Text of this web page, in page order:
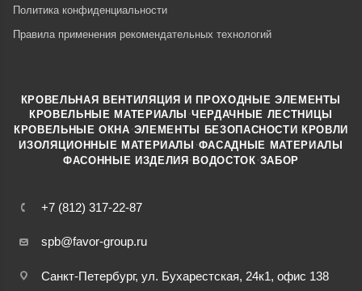
Политика конфиденциальности
Правила применения рекомендательных технологий
+7 (812) 317-22-87
spb@favor-group.ru
Санкт-Петербург, ул. Бухарестская, 24к1, офис 138
КРОВЕЛЬНАЯ ВЕНТИЛЯЦИЯ И ПРОХОДНЫЕ ЭЛЕМЕНТЫ
КРОВЕЛЬНЫЕ МАТЕРИАЛЫ ·ЧЕРДАЧНЫЕ ЛЕСТНИЦЫ
КРОВЕЛЬНЫЕ ОКНА ·ЭЛЕМЕНТЫ БЕЗОПАСНОСТИ КРОВЛИ
ИЗОЛЯЦИОННЫЕ МАТЕРИАЛЫ ·ФАСАДНЫЕ МАТЕРИАЛЫ
ФАСОННЫЕ ИЗДЕЛИЯ·ВОДОСТОК ·ЗАБОР